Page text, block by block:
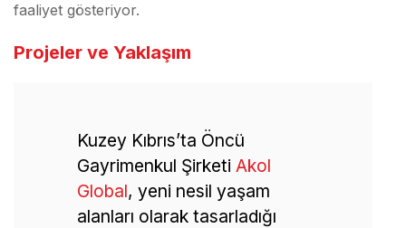
faaliyet gösteriyor.
Projeler ve Yaklaşım
Kuzey Kıbrıs’ta Öncü
Gayrimenkul Şirketi Akol
Global, yeni nesil yaşam
alanları olarak tasarladığı